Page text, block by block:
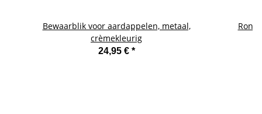
Bewaarblik voor aardappelen, metaal,
crèmekleurig
24,95 € *